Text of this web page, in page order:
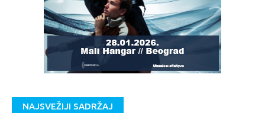
NAJSVEŽIJI SADRŽAJ